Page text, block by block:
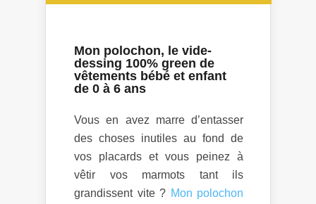
Mon polochon, le vide-
dessing 100% green de
vêtements bébé et enfant
de 0 à 6 ans
Vous en avez marre d’entasser
des choses inutiles au fond de
vos placards et vous peinez à
vêtir vos marmots tant ils
grandissent vite ? Mon polochon